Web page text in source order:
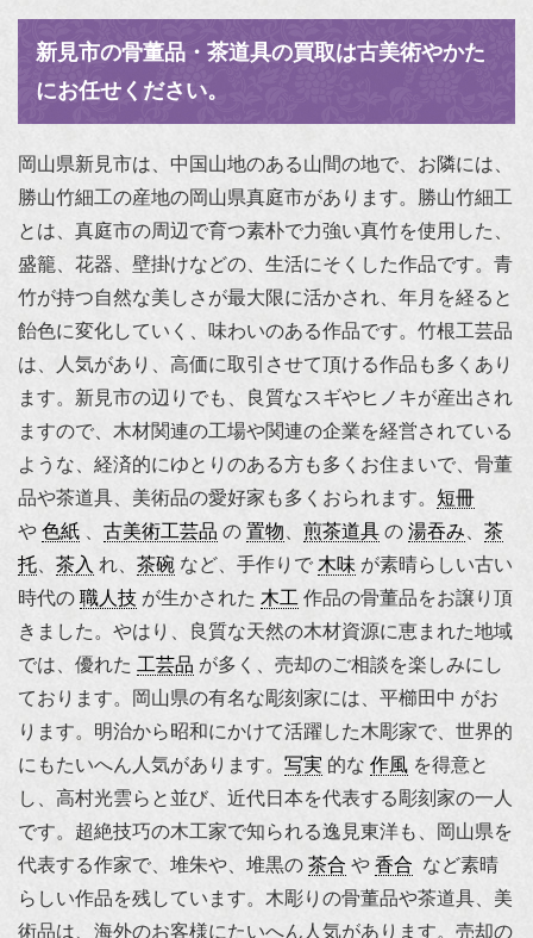
新見市の骨董品・茶道具の買取は古美術やかた
にお任せください。
岡山県新見市は、中国山地のある山間の地で、お隣には、
勝山竹細工の産地の岡山県真庭市があります。勝山竹細工
とは、真庭市の周辺で育つ素朴で力強い真竹を使用した、
盛籠、花器、壁掛けなどの、生活にそくした作品です。青
竹が持つ自然な美しさが最大限に活かされ、年月を経ると
飴色に変化していく、味わいのある作品です。竹根工芸品
は、人気があり、高価に取引させて頂ける作品も多くあり
ます。新見市の辺りでも、良質なスギやヒノキが産出され
ますので、木材関連の工場や関連の企業を経営されている
ような、経済的にゆとりのある方も多くお住まいで、骨董
品や茶道具、美術品の愛好家も多くおられます。 短冊
や 色紙 古美術工芸品 の 置物 煎茶道具 の 湯吞み
茶
托
茶入 れ、 茶碗 など、手作りで 木味 が素晴らしい古い
時代の 職人技 が生かされた 木工 作品の骨董品をお譲り頂
きました。やはり、良質な天然の木材資源に恵まれた地域
では、優れた 工芸品 が多く、売却のご相談を楽しみにし
ております。岡山県の有名な彫刻家には、 平櫛田中 がお
ります。明治から昭和にかけて活躍した木彫家で、世界的
にもたいへん人気があります。 写実 的な 作風 を得意と
し、 高村光雲らと並び、近代日本を代表する彫刻家の一人
です。超絶技巧の木工家で知られる逸見東洋も、岡山県を
代表する作家で、 堆朱や、堆黒の 茶合 や 香合 など素晴
らしい作品を残しています。木彫りの骨董品や茶道具、美
術品は、海外のお客様にたいへん人気があります。売却の